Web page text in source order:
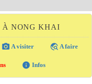
À NONG KHAI
photo_camera A visiter travel_explore A faire
info Infos